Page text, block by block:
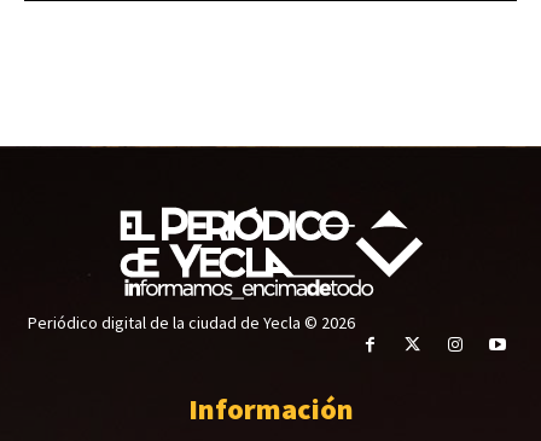
Periódico digital de la ciudad de Yecla © 2026
Información